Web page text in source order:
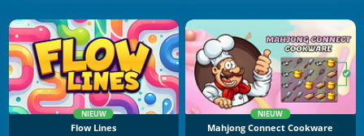
NIEUW
Flow Lines
NIEUW
Mahjong Connect Cookware